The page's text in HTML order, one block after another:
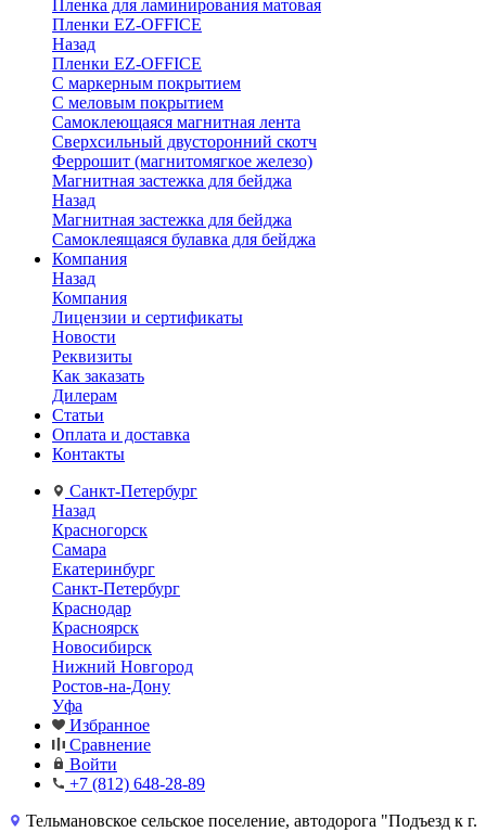
Пленка для ламинирования матовая
Пленки EZ-OFFICE
Назад
Пленки EZ-OFFICE
С маркерным покрытием
С меловым покрытием
Самоклеющаяся магнитная лента
Сверхсильный двусторонний скотч
Феррошит (магнитомягкое железо)
Магнитная застежка для бейджа
Назад
Магнитная застежка для бейджа
Самоклеящаяся булавка для бейджа
Компания
Назад
Компания
Лицензии и сертификаты
Новости
Реквизиты
Как заказать
Дилерам
Статьи
Оплата и доставка
Контакты
Санкт-Петербург
Назад
Красногорск
Самара
Екатеринбург
Санкт-Петербург
Краснодар
Красноярск
Новосибирск
Нижний Новгород
Ростов-на-Дону
Уфа
Избранное
Сравнение
Войти
+7 (812) 648-28-89
Тельмановское сельское поселение, автодорога "Подъезд к г.